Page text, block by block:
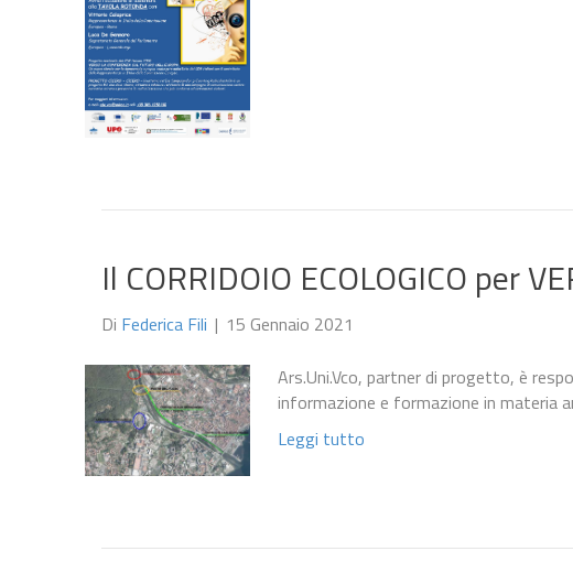
Il CORRIDOIO ECOLOGICO per
Di Federica Fili | 15 Gennaio 2021
Ars.Uni.Vco, partner di progetto, è
informazione e formazione in materia
Leggi tutto